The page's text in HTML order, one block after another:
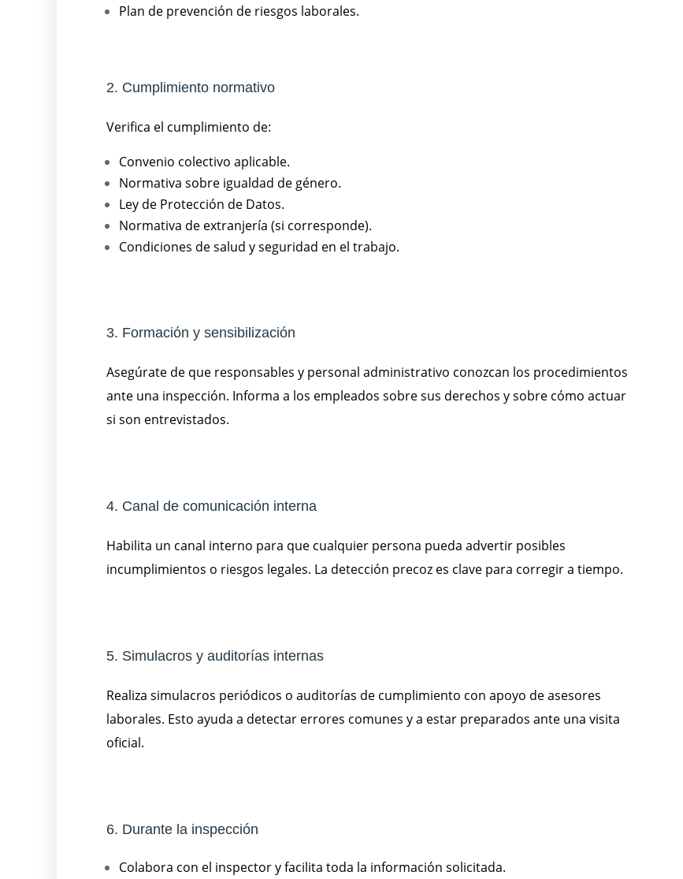
Plan de prevención de riesgos laborales.
2. Cumplimiento normativo
Verifica el cumplimiento de:
Convenio colectivo aplicable.
Normativa sobre igualdad de género.
Ley de Protección de Datos.
Normativa de extranjería (si corresponde).
Condiciones de salud y seguridad en el trabajo.
3. Formación y sensibilización
Asegúrate de que responsables y personal administrativo conozcan los procedimientos
ante una inspección. Informa a los empleados sobre sus derechos y sobre cómo actuar
si son entrevistados.
4. Canal de comunicación interna
Habilita un canal interno para que cualquier persona pueda advertir posibles
incumplimientos o riesgos legales. La detección precoz es clave para corregir a tiempo.
5. Simulacros y auditorías internas
Realiza simulacros periódicos o auditorías de cumplimiento con apoyo de asesores
laborales. Esto ayuda a detectar errores comunes y a estar preparados ante una visita
oficial.
6. Durante la inspección
Colabora con el inspector y facilita toda la información solicitada.